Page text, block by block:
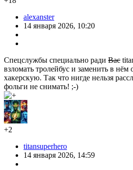
alexanster
14 января 2026, 10:20
Спецслужбы специально ради Вас
взломать тролейбус и заменить в
хакерскую. Так что нигде нельзя
фольги не снимать! ;-)
+2
titansuperhero
14 января 2026, 14:59